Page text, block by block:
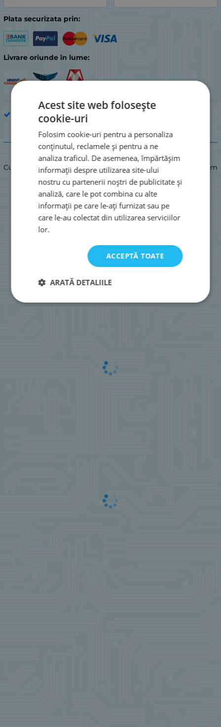
Plata securizata prin:
Livrare oriunde în lume:
Role și curele
Descriere
Curea pătrată video 112.00x2.4x2.0mm. Circumferință 351.8mm
Acest site web folosește
cookie-uri
Folosim cookie-uri pentru a personaliza
conținutul, reclamele și pentru a ne
analiza traficul. De asemenea, împărtășim
informații despre utilizarea site-ului
nostru cu partenerii noștri de publicitate și
analiză, care le pot combina cu alte
informații pe care le-ați furnizat sau pe
care le-au colectat din utilizarea serviciilor
lor.
ACCEPTĂ TOATE
ARATĂ DETALIILE